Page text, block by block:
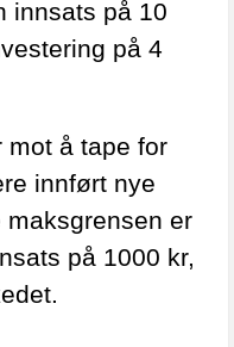
innsats på 10
på 4
mot å tape for
innført nye
maksgrensen er
på 1000 kr,